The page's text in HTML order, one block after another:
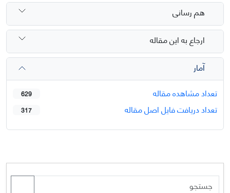
هم رسانی
ارجاع به این مقاله
آمار
تعداد مشاهده مقاله
629
تعداد دریافت فایل اصل مقاله 317